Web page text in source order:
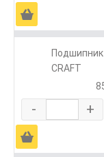
Ä
CRAFT
- +
Ä